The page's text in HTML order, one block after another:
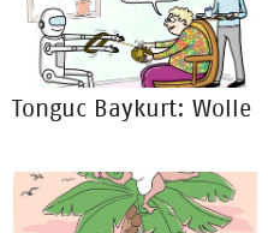
Tonguc Baykurt: Wolle